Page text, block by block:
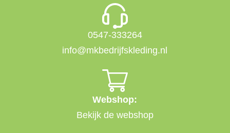
0547-333264
info@mkbedrijfskleding.nl
Webshop:
Bekijk de webshop